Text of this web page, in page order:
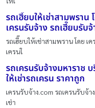
รถเฮี๊ยบให้เช่าสามพราน
เครนรับจ้าง รถเฮี๊ยบรับ
รถเฮี๊ยบให้เช่าสามพราน โดย เ
เครนใ
รถเครนรับจ้างมหาราช
ให้เช่ารถเครน ราคาถูก
เครนรับจ้าง.com รถเครนรับจ้
เช่า